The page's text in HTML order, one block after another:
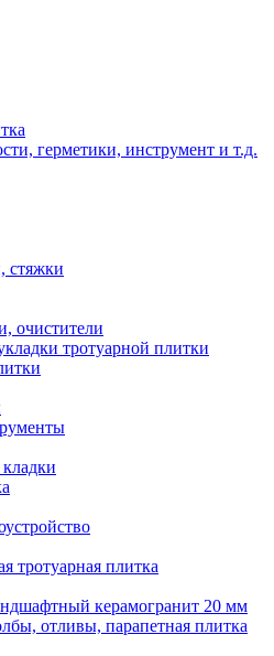
герметики, инструмент и т.д.
стяжки
очистители
тротуарной плитки
тротуарная плитка
керамогранит 20 мм
отливы, парапетная плитка